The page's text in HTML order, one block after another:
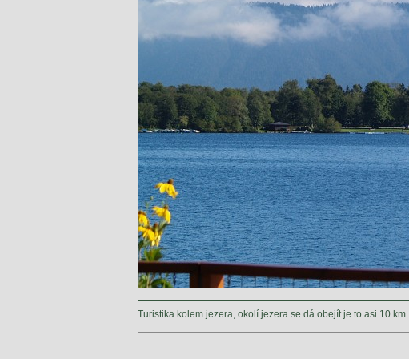
Turistika kolem jezera, okolí jezera se dá obejít je to asi 10 km.